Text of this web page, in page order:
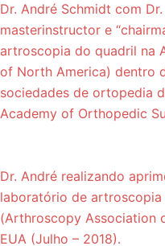
Dr. André Schmidt com
masterinstructor e
artroscopia do quadril na
of North America) dentro
sociedades de ortopedia
Academy of Orthopedic
Dr. André realizando
laboratório de
(Arthroscopy Association
EUA (Julho – 2018).